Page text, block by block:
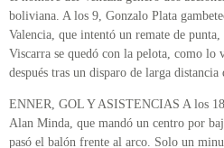
boliviana. A los 9, Gonzalo Plata
Valencia, que intentó un remate de
Viscarra se quedó con la pelota, como lo
después tras un disparo de larga distancia
ENNER, GOL Y ASISTENCIAS A los
Alan Minda, que mandó un centro por
pasó el balón frente al arco. Solo un